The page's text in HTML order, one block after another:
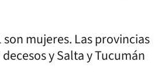
mujeres. Las provincias
y Salta y Tucumán